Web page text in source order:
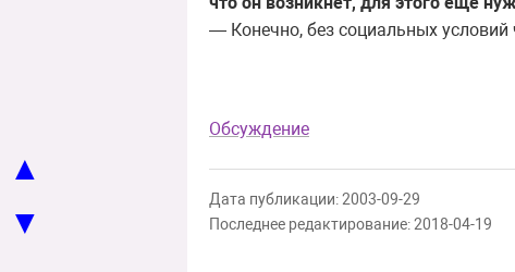
— Конечно, без социальных условий
Обсуждение
Дата публикации: 2003-09-29
Последнее редактирование: 2018-04-19
▲
▼